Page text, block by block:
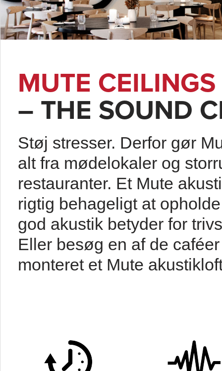
MUTE CEILINGS
– THE SOUND
Støj stresser. Derfor gør
alt fra mødelokaler og
restauranter. Et Mute
rigtig behageligt at
god akustik betyder for
Eller besøg en af de
monteret et Mute